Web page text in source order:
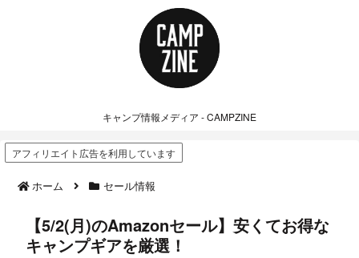
キャンプ情報メディア - CAMPZINE
アフィリエイト広告を利用しています
ホーム セール情報
【5/2(月)のAmazonセール】安くてお得な
キャンプギアを厳選！